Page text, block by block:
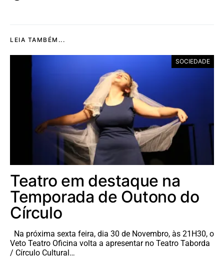
LEIA TAMBÉM...
SOCIEDADE
Teatro em destaque na
Temporada de Outono do
Círculo
Na próxima sexta feira, dia 30 de Novembro, às 21H30, o
Veto Teatro Oficina volta a apresentar no Teatro Taborda
/ Círculo Cultural…